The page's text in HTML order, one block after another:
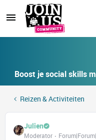
Boost je social skills
Reizen & Activiteiten
Julien
Moderator